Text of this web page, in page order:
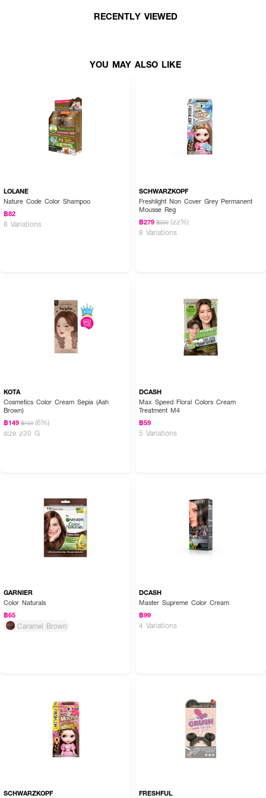
RECENTLY VIEWED
YOU MAY ALSO LIKE
LOLANE
Nature Code Color Shampoo
฿82
8 Variations
SCHWARZKOPF
Freshlight Non Cover Grey Permanent
Mousse Reg
฿279 ฿359 (22%)
8 Variations
KOTA
Cosmetics Color Cream Sepia (Ash
Brown)
฿149 ฿159 (6%)
size 230 G
DCASH
Max Speed Floral Colors Cream
Treatment M4
฿59
5 Variations
GARNIER
Color Naturals
฿65
Caramel Brown
DCASH
Master Supreme Color Cream
฿99
4 Variations
SCHWARZKOPF FRESHFUL